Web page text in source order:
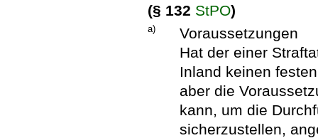
(§ 132 StPO)
a)
Voraussetzungen
Hat der einer
Inland keinen
aber die
kann, um die
sicherzustellen,